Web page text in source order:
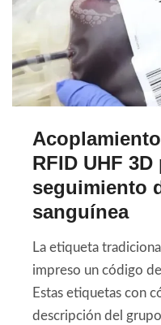
RFID UHF 3D
seguimiento
sanguínea
La etiqueta
impreso un código
Estas etiquetas con
descripción del